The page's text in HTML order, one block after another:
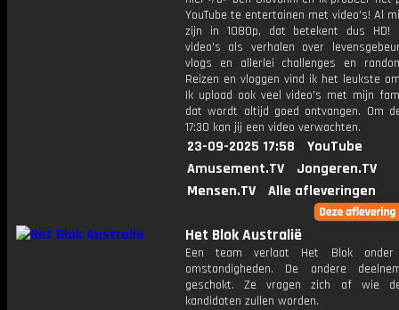
YouTube te entertainen met video's! Al
zijn in 1080p, dat betekent dus HD!
video's als verhalen over
vlogs en allerlei challenges en
Reizen en vloggen vind ik het leukste
Ik upload ook veel video's met mijn
dat wordt altijd goed ontvangen. Om
17:30 kan jij een video verwachten.
23-09-2025 17:58
YouTube
Amusement.TV
Jongeren.TV
Mensen.TV
Alle afleveringen
Het Blok Australië
Een team verlaat Het Blok onder
omstandigheden. De andere
geschokt. Ze vragen zich af wie
kandidaten zullen worden.